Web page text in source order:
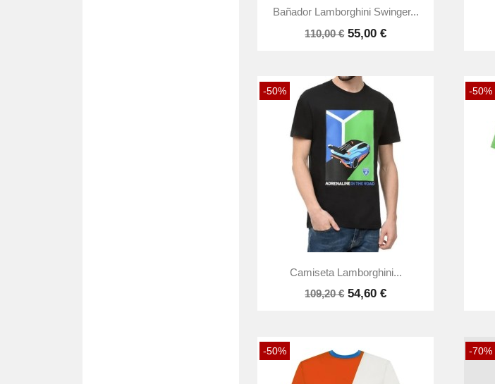
Vista rápida
Bañador Lamborghini Swinger...
110,00 € 55,00 €
-50%
Vista rápida
Camiseta Lamborghini...
109,20 € 54,60 €
-50%
-50% -70%